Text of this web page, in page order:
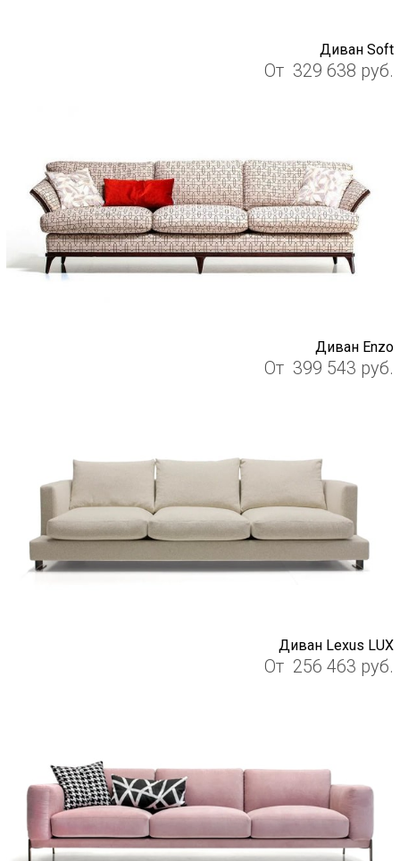
Диван Soft
От 329 638 руб.
Диван Enzo
От 399 543 руб.
Диван Lexus LUX
От 256 463 руб.